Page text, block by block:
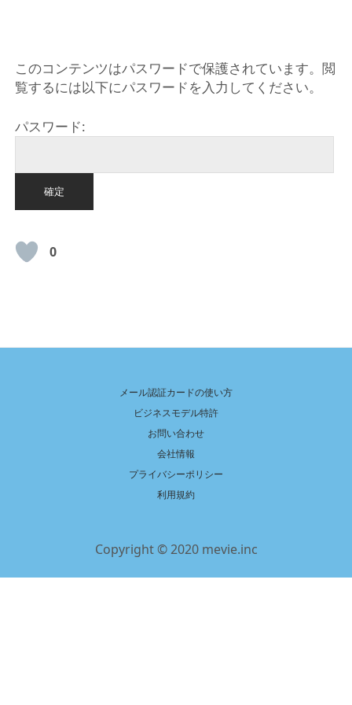
このコンテンツはパスワードで保護されています。閲
覧するには以下にパスワードを入力してください。
パスワード:
0
メール認証カードの使い方
ビジネスモデル特許
お問い合わせ
会社情報
プライバシーポリシー
利用規約
Copyright © 2020 mevie.inc